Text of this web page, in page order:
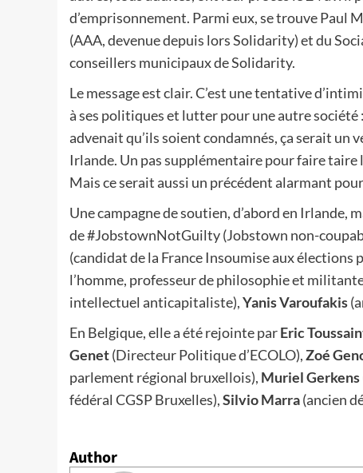
d’emprisonnement. Parmi eux, se trouve Paul
(AAA, devenue depuis lors Solidarity) et du
conseillers municipaux de Solidarity.
Le message est clair. C’est une tentative
à ses politiques et lutter pour une autre société :
advenait qu’ils soient condamnés, ça serait
Irlande. Un pas supplémentaire pour faire
Mais ce serait aussi un précédent alarmant
Une campagne de soutien, d’abord en Irlande,
de #JobstownNotGuilty (Jobstown non-
(candidat de la France Insoumise aux élections
l’homme, professeur de philosophie et
intellectuel anticapitaliste),Yanis Varoufakis
En Belgique, elle a été rejointe parEric
Genet(Directeur Politique d’ECOLO),Zoé
parlement régional bruxellois), Muriel Gerkens
fédéral CGSP Bruxelles),Silvio Marra(ancien
Author